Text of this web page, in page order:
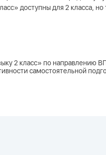
доступны для 2 класса, но
2 класс» по направлению
самостоятельной